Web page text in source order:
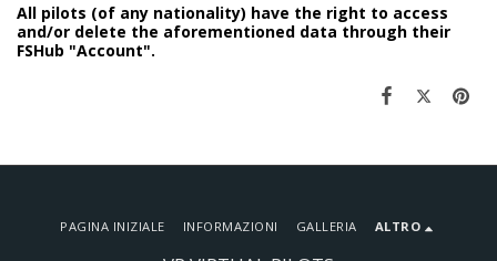
All pilots (of any nationality) have the right to access
and/or delete the aforementioned data through their
FSHub "Account".
PAGINA INIZIALE INFORMAZIONI GALLERIA ALTRO